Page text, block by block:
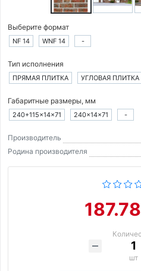
Выберите формат
NF 14 WNF 14 -
Тип исполнения
ПРЯМАЯ ПЛИТКА УГЛОВАЯ ПЛИТКА
Габаритные размеры, мм
240+115×14×71 240×14×71 -
Производитель
Родина производителя
шт